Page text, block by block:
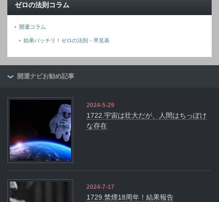
ゼロの法則コラム
開運コラム
効果バッチリ！ゼロの法則・早見表
開運ナビお勧め記事
2024-5-29
1722.宇宙は壮大だが、人間はちっぽけ
な存在
2024-7-17
1729.禁煙18周年！結果報告